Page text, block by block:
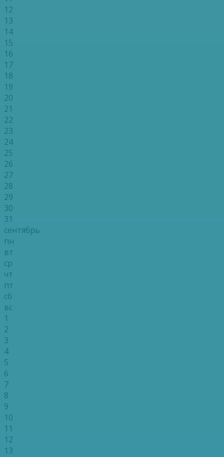
12
13
14
15
16
17
18
19
20
21
22
23
24
25
26
27
28
29
30
31
сентябрь
пн
вт
ср
чт
пт
сб
вс
1
2
3
4
5
6
7
8
9
10
11
12
13